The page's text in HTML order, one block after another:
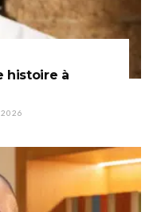
histoire à